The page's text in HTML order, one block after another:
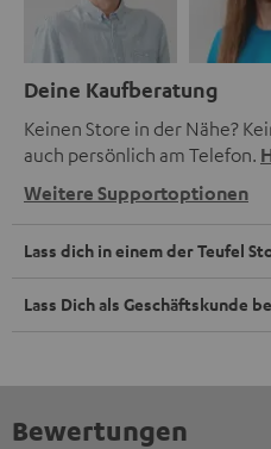
Deine Kaufberatung
Keinen Store in der Nähe?
auch persönlich am Telefon.
Weitere Supportoptionen
Lass dich in einem der Teufel
Lass Dich als Geschäftskunde
Bewertungen